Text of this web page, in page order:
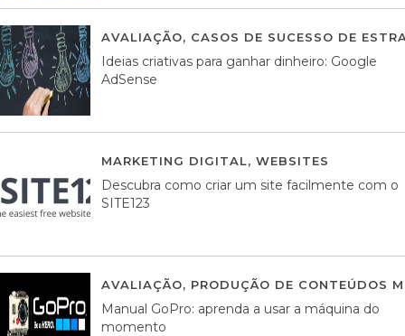
AVALIAÇÃO, CASOS DE SUCESSO DE
Ideias criativas para ganhar dinheiro: Google
AdSense
MARKETING DIGITAL, WEBSITES
Descubra como criar um site facilmente com o
SITE123
AVALIAÇÃO, PRODUÇÃO DE CONTEÚDOS
Manual GoPro: aprenda a usar a máquina do
momento